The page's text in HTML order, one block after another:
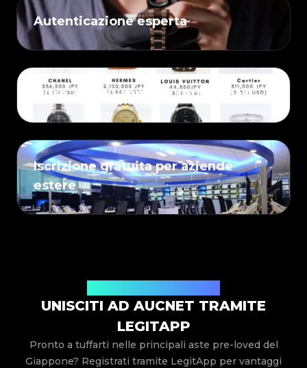
Autenticazione esperta
Oltre 25.000 annunci settimanali
Iscrizione gratuita per aziende
estere
UNISCITI AD AUCNET TRAMITE
LEGITAPP
Pronto a tuffarti nelle principali aste pre-loved del
Giappone? Registrati tramite LegitApp per vantaggi